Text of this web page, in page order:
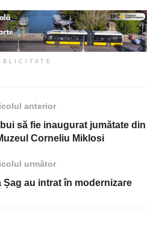
anterior
să fie inaugurat jumătate din
Corneliu Miklosi
următor
au intrat în modernizare